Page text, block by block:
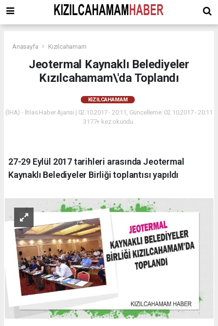
Anasayfa Kızılcahamam
Jeotermal Kaynaklı Belediyeler
Kızılcahamam\'da Toplandı
KIZILCAHAMAM
(İHA) - İhlas Haber Ajansı | 02.10.2017 - 20:11, Güncelleme: 02.10.2017 - 20:11
3177+ kez okundu.
27-29 Eylül 2017 tarihleri arasında Jeotermal
Kaynaklı Belediyeler Birliği toplantısı yapıldı